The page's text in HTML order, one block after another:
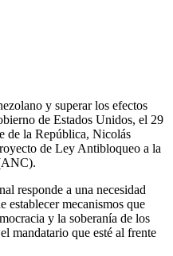
y superar los efectos
de Estados Unidos, el 29
de la República, Nicolás
de Ley Antibloqueo a la
responde a una necesidad
establecer mecanismos que
y la soberanía de los
mandatario que esté al frente